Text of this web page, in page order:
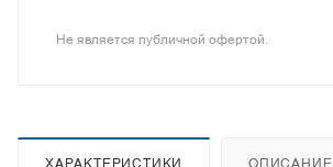
Не является публичной офертой.
ХАРАКТЕРИСТИКИ ОПИСАНИЕ